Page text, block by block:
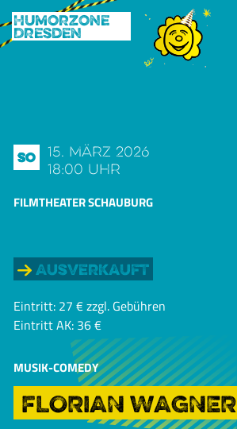
Humorzone
Dresden
So
15. März 2026
18:00 Uhr
FILMTHEATER SCHAUBURG
Ausverkauft
Eintritt: 27 € zzgl. Gebühren
Eintritt AK: 36 €
MUSIK-COMEDY
FLORIAN WAGNER